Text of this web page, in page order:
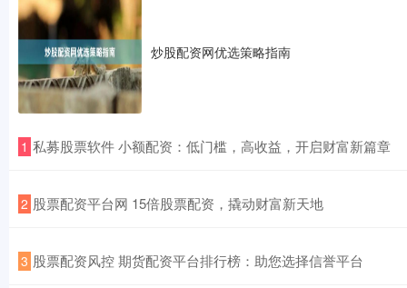
炒股配资网优选策略指南
1 ​私募股票软件 小额配资：低门槛，高收益，开启财富新篇章
2 ​股票配资平台网 15倍股票配资，撬动财富新天地
3 ​股票配资风控 期货配资平台排行榜：助您选择信誉平台